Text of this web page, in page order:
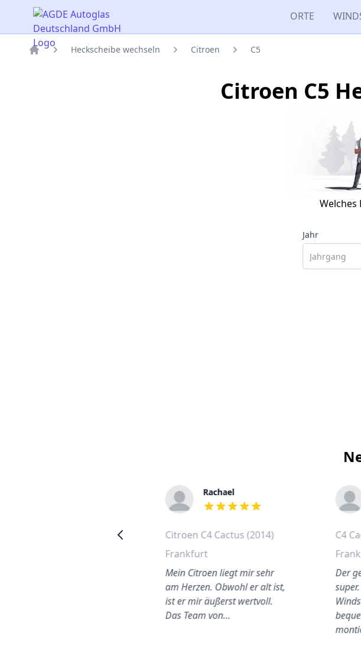
AGDE Autoglas Deutschland GmbH ORTE
Heckscheibe wechseln Citroen C5
Citroen C5
Welches
Jahr
Rachael
out of 5 stars
Citroen C4 Cactus (2014)
Frankfurt
Mein Citroen liegt mir sehr
am Herzen. Obwohl er alt ist,
ist er mir äußerst wertvoll.
Das Team von…
C4
Der